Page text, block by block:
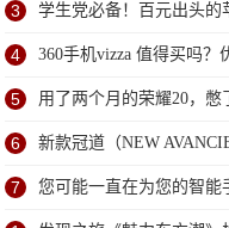
3 学生党必备！百元出头的
4 360手机vizza 值得买吗？
5 用了两个月的荣耀20，
6 新款冠道（NEW
7 您可能一直在为您的智